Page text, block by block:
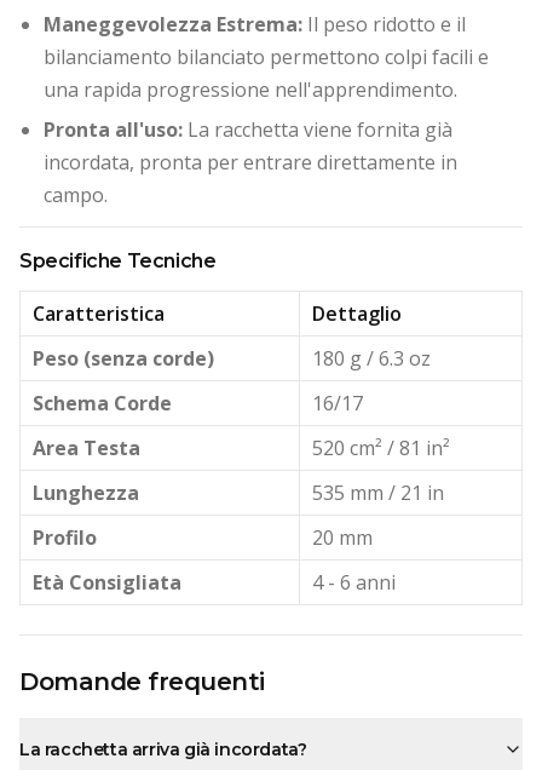
Maneggevolezza Estrema: Il peso ridotto e il
bilanciamento bilanciato permettono colpi facili e
una rapida progressione nell'apprendimento.
Pronta all'uso: La racchetta viene fornita già
incordata, pronta per entrare direttamente in
campo.
Specifiche Tecniche
Caratteristica
Dettaglio
Peso (senza corde)
180 g / 6.3 oz
Schema Corde
16/17
Area Testa
520 cm² / 81 in²
Lunghezza
535 mm / 21 in
Profilo
20 mm
Età Consigliata
4 - 6 anni
Domande frequenti
La racchetta arriva già incordata?